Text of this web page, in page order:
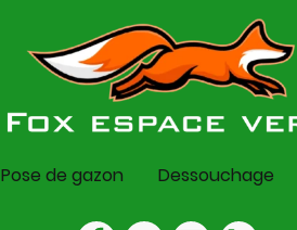
Pose de gazon Dessouchage